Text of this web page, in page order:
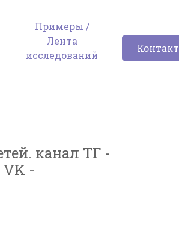
Примеры /
Лента
исследований
канал ТГ -
VK -